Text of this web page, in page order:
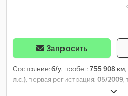
Запросить
Состояние:б/у, пробег:755 908 км
л.с.), первая регистрация:05/2009,
,